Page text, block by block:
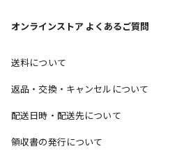
オンラインストア よくあるご質問
送料について
返品・交換・キャンセルについて
配送日時・配送先について
領収書の発行について